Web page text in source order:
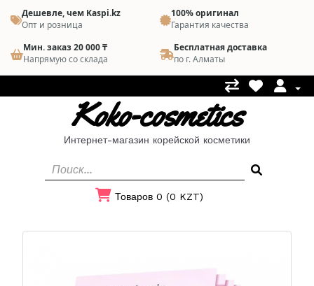
Дешевле, чем Kaspi.kz
Опт и розница
100% оригинал
Гарантия качества
Мин. заказ 20 000 ₸
Напрямую со склада
Бесплатная доставка
по г. Алматы
Koko-cosmetics
Интернет-магазин корейской косметики
Товаров 0 (0 KZT)